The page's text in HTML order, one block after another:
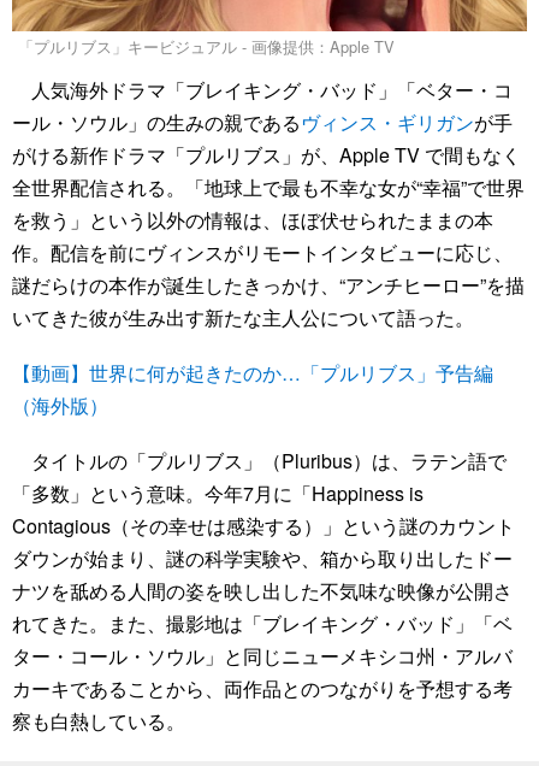
「プルリブス」キービジュアル - 画像提供：Apple TV
人気海外ドラマ「ブレイキング・バッド」「ベター・コ
ール・ソウル」の生みの親であるヴィンス・ギリガンが手
がける新作ドラマ「プルリブス」が、Apple TV で間もなく
全世界配信される。「地球上で最も不幸な女が“幸福”で世界
を救う」という以外の情報は、ほぼ伏せられたままの本
作。配信を前にヴィンスがリモートインタビューに応じ、
謎だらけの本作が誕生したきっかけ、“アンチヒーロー”を描
いてきた彼が生み出す新たな主人公について語った。
【動画】世界に何が起きたのか…「プルリブス」予告編
（海外版）
タイトルの「プルリブス」（Pluribus）は、ラテン語で
「多数」という意味。今年7月に「Happiness is
Contagious（その幸せは感染する）」という謎のカウント
ダウンが始まり、謎の科学実験や、箱から取り出したドー
ナツを舐める人間の姿を映し出した不気味な映像が公開さ
れてきた。また、撮影地は「ブレイキング・バッド」「ベ
ター・コール・ソウル」と同じニューメキシコ州・アルバ
カーキであることから、両作品とのつながりを予想する考
察も白熱している。